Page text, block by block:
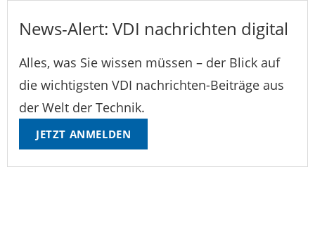
News-Alert: VDI nachrichten digital
Alles, was Sie wissen müssen – der Blick auf
die wichtigsten VDI nachrichten-Beiträge aus
der Welt der Technik.
JETZT ANMELDEN